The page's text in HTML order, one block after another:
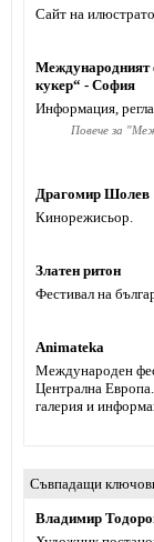
Сайт на
Международният
кукер“ - София
Информация,
Повече за "
Драгомир Шолев
Кинорежисьор.
Златен ритон
Фестивал на
Animateka
Международен
Централна
галерия и
Съвпадащи
Владимир